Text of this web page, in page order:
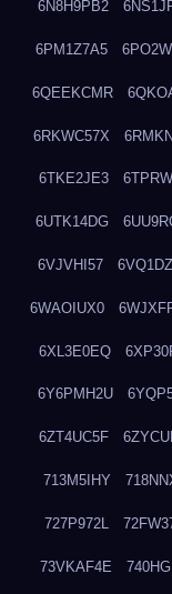
6N8H9PB2
6PM1Z7A5
6QEEKCMR
6RKWC57X
6TKE2JE3
6UTK14DG
6VJVHI57
6WAOIUX0
6XL3E0EQ
6Y6PMH2U
6ZT4UC5F
713M5IHY
727P972L
73VKAF4E